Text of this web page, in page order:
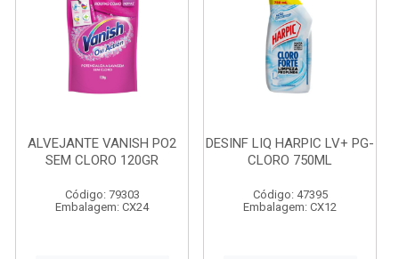
ALVEJANTE VANISH PO2
SEM CLORO 120GR
Código: 79303
Embalagem: CX24
DESINF LIQ HARPIC LV+ PG-
CLORO 750ML
Código: 47395
Embalagem: CX12